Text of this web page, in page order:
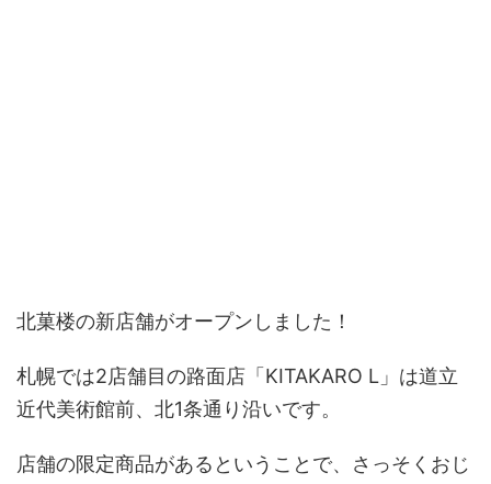
北菓楼の新店舗がオープンしました！
札幌では2店舗目の路面店「KITAKARO L」は道立
近代美術館前、北1条通り沿いです。
店舗の限定商品があるということで、さっそくおじ